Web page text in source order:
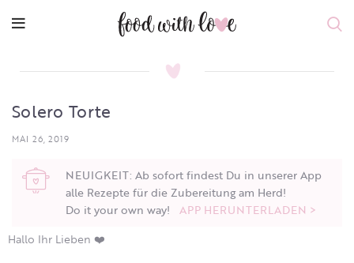
Solero Torte
MAI 26, 2019
NEUIGKEIT: Ab sofort findest Du in unserer App
alle Rezepte für die Zubereitung am Herd!
Do it your own way! APP HERUNTERLADEN >
Hallo Ihr Lieben ❤️